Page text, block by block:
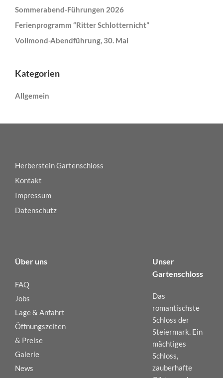
Sommerabend-Führungen 2026
Ferienprogramm “Ritter Schlotternicht”
Vollmond-Abendführung, 30. Mai
Kategorien
Allgemein
Herberstein Gartenschloss
Kontakt
Impressum
Datenschutz
Über uns
FAQ
Jobs
Lage & Anfahrt
Öffnungszeiten
& Preise
Galerie
News
Unser
Gartenschloss
Das
romantischste
Schloss der
Steiermark. Ein
mächtiges
Schloss,
zauberhafte